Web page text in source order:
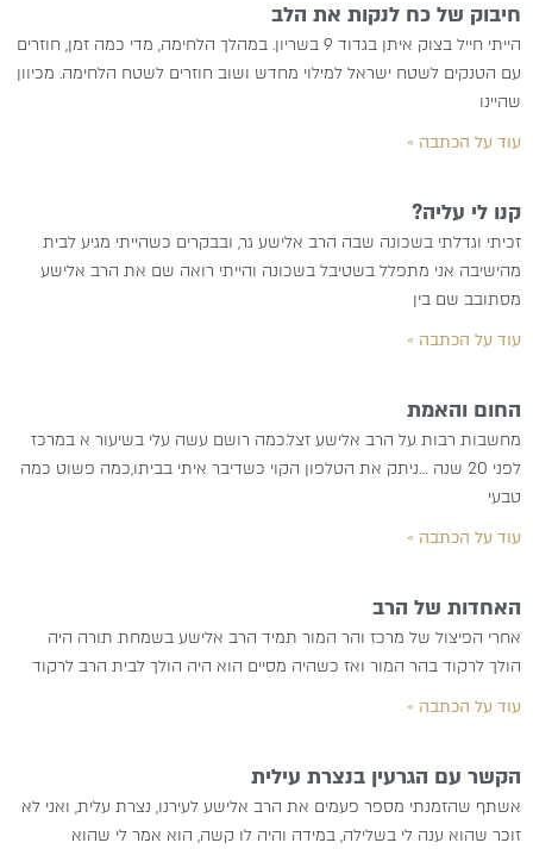
חיבוק של כח לנקות את הלב
הייתי חייל בצוק איתן בגדוד 9 בשריון. במהלך הלחימה, מדי כמה זמן, חוזרים
עם הטנקים לשטח ישראל למילוי מחדש ושוב חוזרים לשטח הלחימה. מכיוון
שהיינו
עוד על הכתבה »
קנו לי עליה?
זכיתי וגדלתי בשכונה שבה הרב אלישע גר, ובבקרים כשהייתי מגיע לבית
מהישיבה אני מתפלל בשטיבל בשכונה והייתי רואה שם את הרב אלישע
מסתובב שם בין
עוד על הכתבה »
החום והאמת
מחשבות רבות על הרב אלישע זצל.כמה רושם עשה עלי בשיעור א במרכז
לפני 20 שנה …ניתק את הטלפון הקוי כשדיבר איתי בביתו,כמה פשוט כמה
טבעי
עוד על הכתבה »
האחדות של הרב
אחרי הפיצול של מרכז והר המור תמיד הרב אלישע בשמחת תורה היה
הולך לרקוד בהר המור ואז כשהיה מסיים הוא היה הולך לבית הרב לרקוד
עוד על הכתבה »
הקשר עם הגרעין בנצרת עילית
אשתף שהזמנתי מספר פעמים את הרב אלישע לעירנו, נצרת עלית, ואני לא
זוכר שהוא ענה לי בשלילה, במידה והיה לו קשה, הוא אמר לי שהוא